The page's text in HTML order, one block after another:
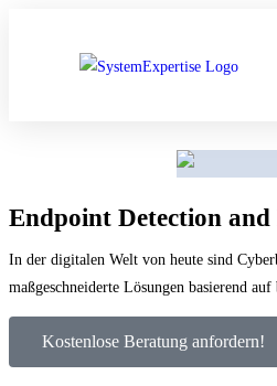
Endpoint Detection and
In der digitalen Welt von heute sind
maßgeschneiderte Lösungen basierend auf
Kostenlose Beratung anfordern!